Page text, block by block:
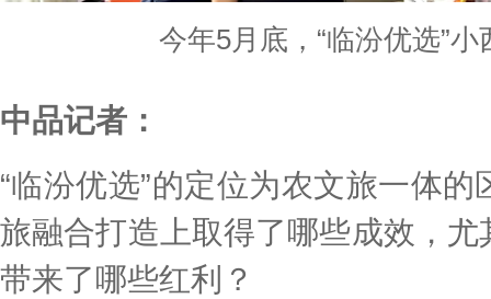
今年5月底，“临汾优选”
中品记者：
“临汾优选”的定位为农文旅一体
旅融合打造上取得了哪些成效，
带来了哪些红利？